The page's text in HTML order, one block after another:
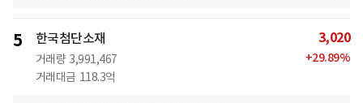
5 한국첨단소재
거래량 3,991,467
거래대금 118.3억
3,020
+29.89%